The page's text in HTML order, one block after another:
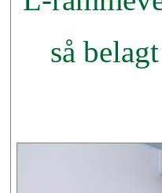
så